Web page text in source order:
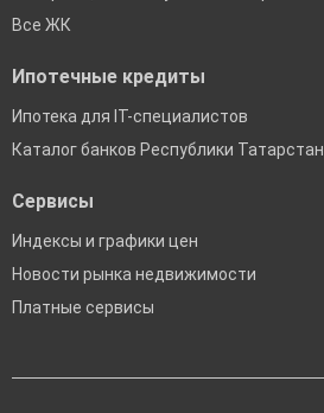
Все ЖК
Ипотечные кредиты
Ипотека для IT-специалистов
Каталог банков Республики Татарстан
Сервисы
Индексы и графики цен
Новости рынка недвижимости
Платные сервисы